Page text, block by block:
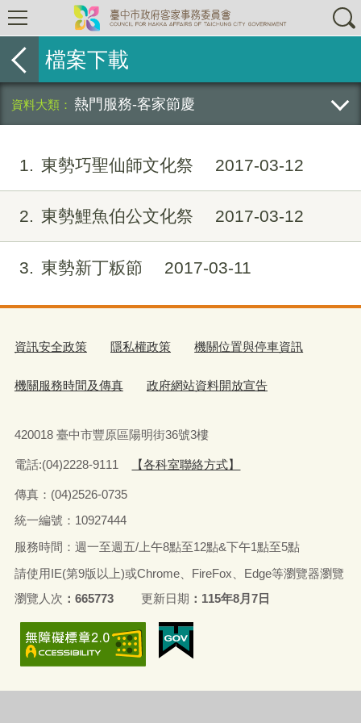
檔案下載
熱門服務-客家節慶
1 東勢巧聖仙師文化祭 2017-03-12
2 東勢鯉魚伯公文化祭 2017-03-12
3 東勢新丁粄節 2017-03-11
資訊安全政策 隱私權政策 機關位置與停車資訊
機關服務時間及傳真 政府網站資料開放宣告
420018 臺中市豐原區陽明街36號3樓
電話:(04)2228-9111 【各科室聯絡方式】
傳真：(04)2526-0735
統一編號：10927444
服務時間：週一至週五/上午8點至12點&下午1點至5點
請使用IE(第9版以上)或Chrome、FireFox、Edge等瀏覽器瀏覽
瀏覽人次
665773 更新日期 115年8月7日